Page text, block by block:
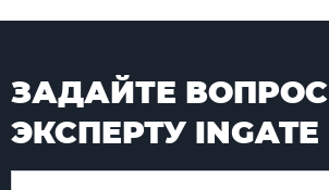
ЗАДАЙТЕ ВОПРОС
ЭКСПЕРТУ INGATE